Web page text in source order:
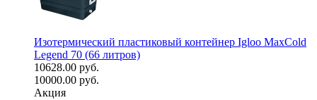
Изотермический пластиковый контейнер Igloo MaxCold
Legend 70 (66 литров)
10628.00 руб.
10000.00 руб.
Акция